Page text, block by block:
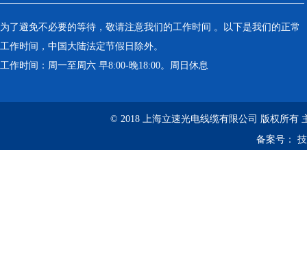
为了避免不必要的等待，敬请注意我们的工作时间 。以下是我们的正常
工作时间，中国大陆法定节假日除外。
工作时间：周一至周六 早8:00-晚18:00。周日休息
© 2018 上海立速光电线缆有限公司 版权所有
备案号：